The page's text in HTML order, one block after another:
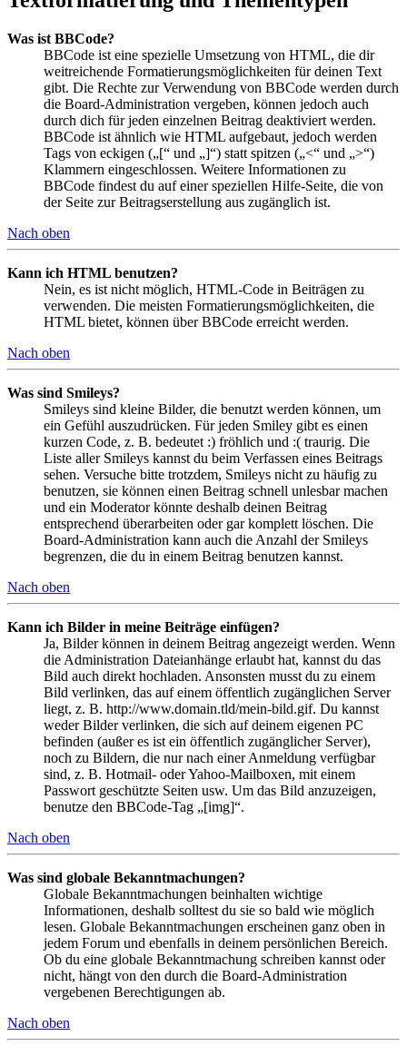
Was ist BBCode?
BBCode ist eine spezielle Umsetzung von HTML, die dir
weitreichende Formatierungsmöglichkeiten für deinen Text
gibt. Die Rechte zur Verwendung von BBCode werden durch
die Board-Administration vergeben, können jedoch auch
durch dich für jeden einzelnen Beitrag deaktiviert werden.
BBCode ist ähnlich wie HTML aufgebaut, jedoch werden
Tags von eckigen („[“ und „]“) statt spitzen („<“ und „>“)
Klammern eingeschlossen. Weitere Informationen zu
BBCode findest du auf einer speziellen Hilfe-Seite, die von
der Seite zur Beitragserstellung aus zugänglich ist.
Nach oben
Kann ich HTML benutzen?
Nein, es ist nicht möglich, HTML-Code in Beiträgen zu
verwenden. Die meisten Formatierungsmöglichkeiten, die
HTML bietet, können über BBCode erreicht werden.
Nach oben
Was sind Smileys?
Smileys sind kleine Bilder, die benutzt werden können, um
ein Gefühl auszudrücken. Für jeden Smiley gibt es einen
kurzen Code, z. B. bedeutet :) fröhlich und :( traurig. Die
Liste aller Smileys kannst du beim Verfassen eines Beitrags
sehen. Versuche bitte trotzdem, Smileys nicht zu häufig zu
benutzen, sie können einen Beitrag schnell unlesbar machen
und ein Moderator könnte deshalb deinen Beitrag
entsprechend überarbeiten oder gar komplett löschen. Die
Board-Administration kann auch die Anzahl der Smileys
begrenzen, die du in einem Beitrag benutzen kannst.
Nach oben
Kann ich Bilder in meine Beiträge einfügen?
Ja, Bilder können in deinem Beitrag angezeigt werden. Wenn
die Administration Dateianhänge erlaubt hat, kannst du das
Bild auch direkt hochladen. Ansonsten musst du zu einem
Bild verlinken, das auf einem öffentlich zugänglichen Server
liegt, z. B. http://www.domain.tld/mein-bild.gif. Du kannst
weder Bilder verlinken, die sich auf deinem eigenen PC
befinden (außer es ist ein öffentlich zugänglicher Server),
noch zu Bildern, die nur nach einer Anmeldung verfügbar
sind, z. B. Hotmail- oder Yahoo-Mailboxen, mit einem
Passwort geschützte Seiten usw. Um das Bild anzuzeigen,
benutze den BBCode-Tag „[img]“.
Nach oben
Was sind globale Bekanntmachungen?
Globale Bekanntmachungen beinhalten wichtige
Informationen, deshalb solltest du sie so bald wie möglich
lesen. Globale Bekanntmachungen erscheinen ganz oben in
jedem Forum und ebenfalls in deinem persönlichen Bereich.
Ob du eine globale Bekanntmachung schreiben kannst oder
nicht, hängt von den durch die Board-Administration
vergebenen Berechtigungen ab.
Nach oben